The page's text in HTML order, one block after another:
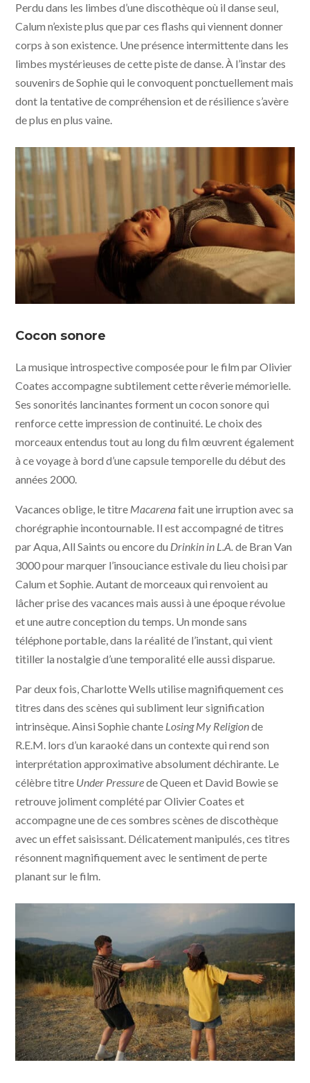
Perdu dans les limbes d’une discothèque où il danse seul,
Calum n’existe plus que par ces flashs qui viennent donner
corps à son existence. Une présence intermittente dans les
limbes mystérieuses de cette piste de danse. À l’instar des
souvenirs de Sophie qui le convoquent ponctuellement mais
dont la tentative de compréhension et de résilience s’avère
de plus en plus vaine.
Distribution
Cocon sonore
La musique introspective composée pour le film par Olivier
Coates accompagne subtilement cette rêverie mémorielle.
Ses sonorités lancinantes forment un cocon sonore qui
renforce cette impression de continuité. Le choix des
morceaux entendus tout au long du film œuvrent également
à ce voyage à bord d’une capsule temporelle du début des
années 2000.
Vacances oblige, le titre Macarenafait une irruption avec sa
chorégraphie incontournable. Il est accompagné de titres
par Aqua, All Saints ou encore du Drinkin in L.A.de Bran Van
3000 pour marquer l’insouciance estivale du lieu choisi par
Calum et Sophie. Autant de morceaux qui renvoient au
lâcher prise des vacances mais aussi à une époque révolue
et une autre conception du temps. Un monde sans
téléphone portable, dans la réalité de l’instant, qui vient
titiller la nostalgie d’une temporalité elle aussi disparue.
Par deux fois, Charlotte Wells utilise magnifiquement ces
titres dans des scènes qui subliment leur signification
intrinsèque. Ainsi Sophie chante Losing My Religionde
R.E.M. lors d’un karaoké dans un contexte qui rend son
interprétation approximative absolument déchirante. Le
célèbre titre Under Pressurede Queen et David Bowie se
retrouve joliment complété par Olivier Coates et
accompagne une de ces sombres scènes de discothèque
avec un effet saisissant. Délicatement manipulés, ces titres
résonnent magnifiquement avec le sentiment de perte
planant sur le film.